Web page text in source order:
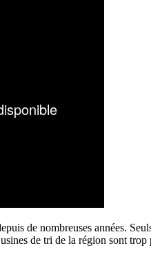
de nombreuses années.
de tri de la région sont